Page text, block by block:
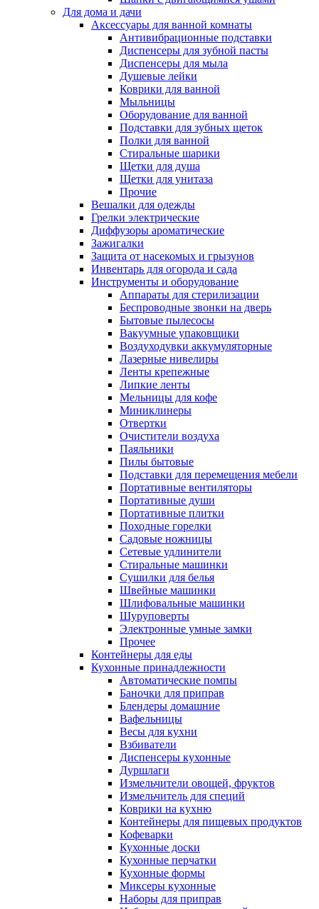
Для дома и дачи
Аксессуары для ванной комнаты
Антивибрационные подставки
Диспенсеры для зубной пасты
Диспенсеры для мыла
Душевые лейки
Коврики для ванной
Мыльницы
Оборудование для ванной
Подставки для зубных щеток
Полки для ванной
Стиральные шарики
Щетки для душа
Щетки для унитаза
Прочие
Вешалки для одежды
Грелки электрические
Диффузоры ароматические
Зажигалки
Защита от насекомых и грызунов
Инвентарь для огорода и сада
Инструменты и оборудование
Аппараты для стерилизации
Беспроводные звонки на дверь
Бытовые пылесосы
Вакуумные упаковщики
Воздуходувки аккумуляторные
Лазерные нивелиры
Ленты крепежные
Липкие ленты
Мельницы для кофе
Миниклинеры
Отвертки
Очистители воздуха
Паяльники
Пилы бытовые
Подставки для перемещения мебели
Портативные вентиляторы
Портативные души
Портативные плитки
Походные горелки
Садовые ножницы
Сетевые удлинители
Стиральные машинки
Сушилки для белья
Швейные машинки
Шлифовальные машинки
Шуруповерты
Электронные умные замки
Прочее
Контейнеры для еды
Кухонные принадлежности
Автоматические помпы
Баночки для приправ
Блендеры домашние
Вафельницы
Весы для кухни
Взбиватели
Диспенсеры кухонные
Дуршлаги
Измельчители овощей, фруктов
Измельчитель для специй
Коврики на кухню
Контейнеры для пищевых продуктов
Кофеварки
Кухонные доски
Кухонные перчатки
Кухонные формы
Миксеры кухонные
Наборы для приправ